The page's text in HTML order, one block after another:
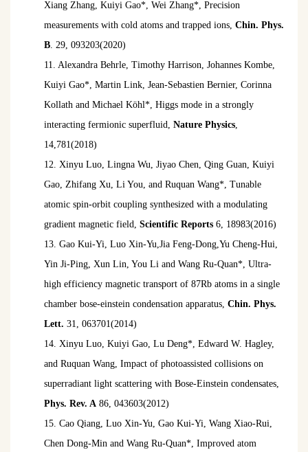
Xiang Zhang, Kuiyi Gao*, Wei Zhang*, Precision
measurements with cold atoms and trapped ions,Chin. Phys.
B . 29, 093203(2020)
11. Alexandra Behrle, Timothy Harrison, Johannes Kombe,
Kuiyi Gao*, Martin Link, Jean-Sebastien Bernier, Corinna
Kollath and Michael Köhl*, Higgs mode in a strongly
interacting fermionic superfluid,Nature Physics
14,781(2018)
12.Xinyu Luo, Lingna Wu, Jiyao Chen, Qing Guan, Kuiyi
Gao, Zhifang Xu, Li You, and Ruquan Wang*, Tunable
atomic spin-orbit coupling synthesized with a modulating
gradient magnetic field,Scientific Reports 6, 18983(2016)
13.Gao Kui-Yi, Luo Xin-Yu,Jia Feng-Dong,Yu Cheng-Hui,
Yin Ji-Ping, Xun Lin, You Li and Wang Ru-Quan*, Ultra-
high efficiency magnetic transport of 87Rb atoms in a single
chamber bose-einstein condensation apparatus,Chin. Phys.
Lett. 31, 063701(2014)
14.Xinyu Luo, Kuiyi Gao, Lu Deng*, Edward W. Hagley,
and Ruquan Wang, Impact of photoassisted collisions on
superradiant light scattering with Bose-Einstein condensates,
Phys. Rev. A 86, 043603(2012)
15.Cao Qiang, Luo Xin-Yu, Gao Kui-Yi, Wang Xiao-Rui,
Chen Dong-Min and Wang Ru-Quan*, Improved atom